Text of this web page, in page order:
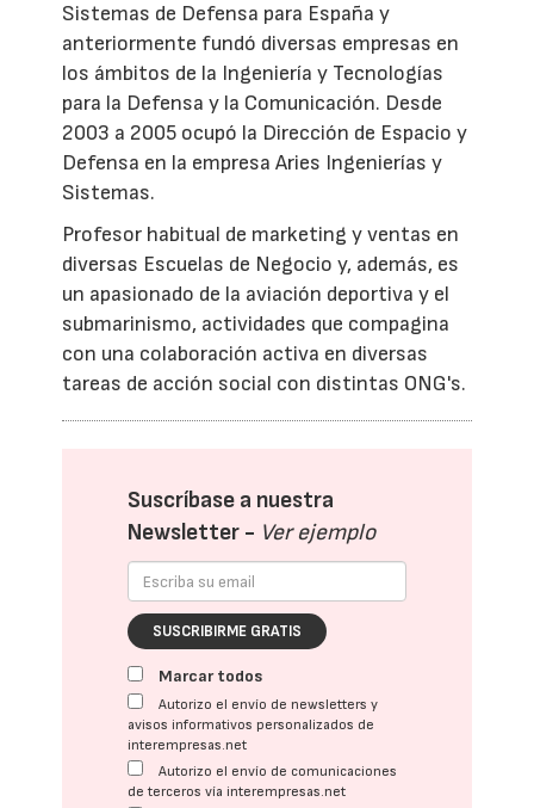
Sistemas de Defensa para España y
anteriormente fundó diversas empresas en
los ámbitos de la Ingeniería y Tecnologías
para la Defensa y la Comunicación. Desde
2003 a 2005 ocupó la Dirección de Espacio y
Defensa en la empresa Aries Ingenierías y
Sistemas.
Profesor habitual de marketing y ventas en
diversas Escuelas de Negocio y, además, es
un apasionado de la aviación deportiva y el
submarinismo, actividades que compagina
con una colaboración activa en diversas
tareas de acción social con distintas ONG's.
Suscríbase a nuestra
Newsletter - Ver ejemplo
SUSCRIBIRME GRATIS
Marcar todos
Autorizo el envío de newsletters y
avisos informativos personalizados de
interempresas.net
Autorizo el envío de comunicaciones
de terceros vía interempresas.net